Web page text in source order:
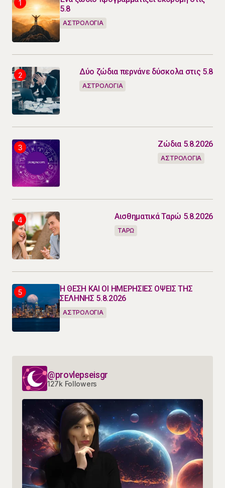
5.8
ΑΣΤΡΟΛΟΓΙΑ
Δύο ζώδια περνάνε δύσκολα στις 5.8
ΑΣΤΡΟΛΟΓΙΑ
Ζώδια 5.8.2026
ΑΣΤΡΟΛΟΓΙΑ
Αισθηματικά Ταρώ 5.8.2026
ΤΑΡΩ
Η ΘΕΣΗ ΚΑΙ ΟΙ ΗΜΕΡΗΣΙΕΣ ΟΨΕΙΣ ΤΗΣ
ΣΕΛΗΝΗΣ 5.8.2026
ΑΣΤΡΟΛΟΓΙΑ
@provlepseisgr
127k Followers